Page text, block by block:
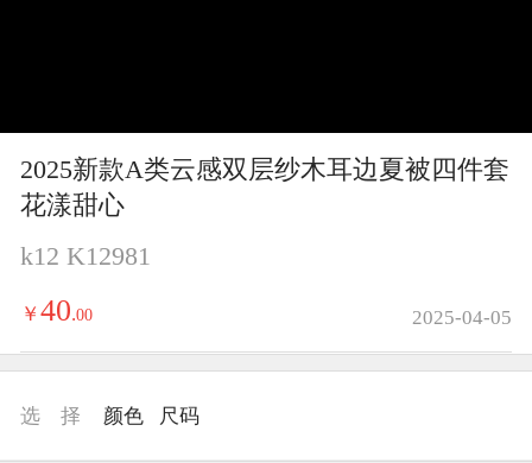
i
2025新款A类云感双层纱木耳边夏被四件套
花漾甜心
k12 K12981
￥ 40.00 2025-04-05
选 择 颜色 尺码